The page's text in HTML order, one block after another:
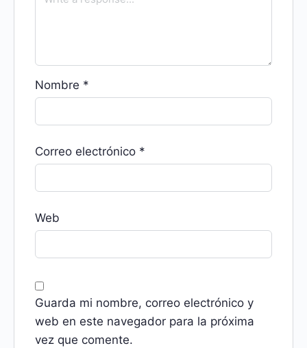
Nombre *
Correo electrónico *
Web
Guarda mi nombre, correo electrónico y
web en este navegador para la próxima
vez que comente.